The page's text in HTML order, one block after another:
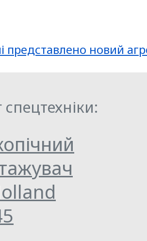
представлено новий
спецтехніки: